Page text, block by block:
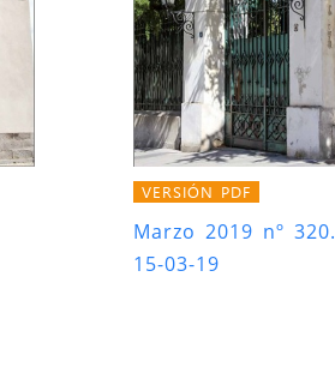
VERSIÓN PDF
Marzo 2019 nº 320.
15-03-19